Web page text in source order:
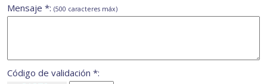
Mensaje *: (500 caracteres máx)
Código de validación *: